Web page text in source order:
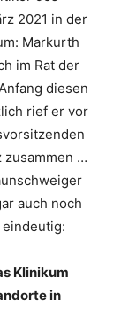
2021 in der
Markurth
im Rat der
diesen
rief er vor
zusammen …
auch noch
Klinikum
in